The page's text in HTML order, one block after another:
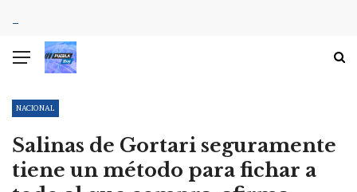
NACIONAL
Salinas de Gortari seguramente
tiene un método para fichar a